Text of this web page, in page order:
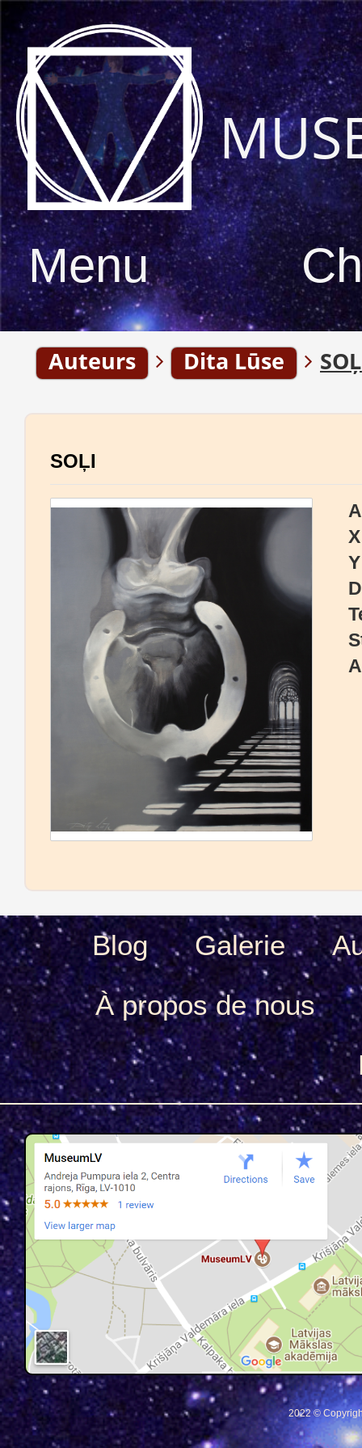
Menu
Auteurs Dita Lūse
SOĻI
Blog Galerie
À propos de nous
2022 ©